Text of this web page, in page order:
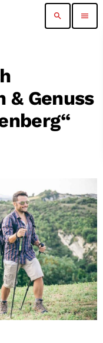
search menu
& Genuss